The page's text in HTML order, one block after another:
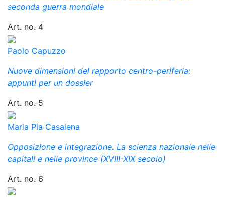
seconda guerra mondiale
Art. no. 4
Paolo Capuzzo
Nuove dimensioni del rapporto centro-periferia:
appunti per un dossier
Art. no. 5
Maria Pia Casalena
Opposizione e integrazione. La scienza nazionale nelle
capitali e nelle province (XVIII-XIX secolo)
Art. no. 6